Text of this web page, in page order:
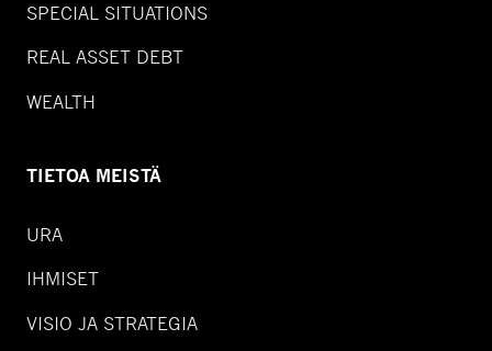
SPECIAL SITUATIONS
REAL ASSET DEBT
WEALTH
TIETOA MEISTÄ
URA
IHMISET
VISIO JA STRATEGIA